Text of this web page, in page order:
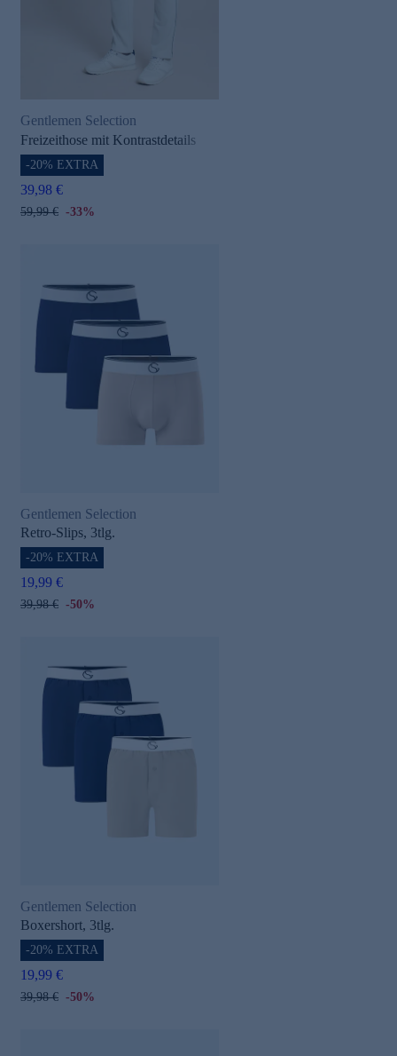
Gentlemen Selection
Freizeithose mit Kontrastdetails
-20% EXTRA
39,98 €
59,99 € -33%
Gentlemen Selection
Retro-Slips, 3tlg.
-20% EXTRA
19,99 €
39,98 € -50%
Gentlemen Selection
Boxershort, 3tlg.
-20% EXTRA
19,99 €
39,98 € -50%